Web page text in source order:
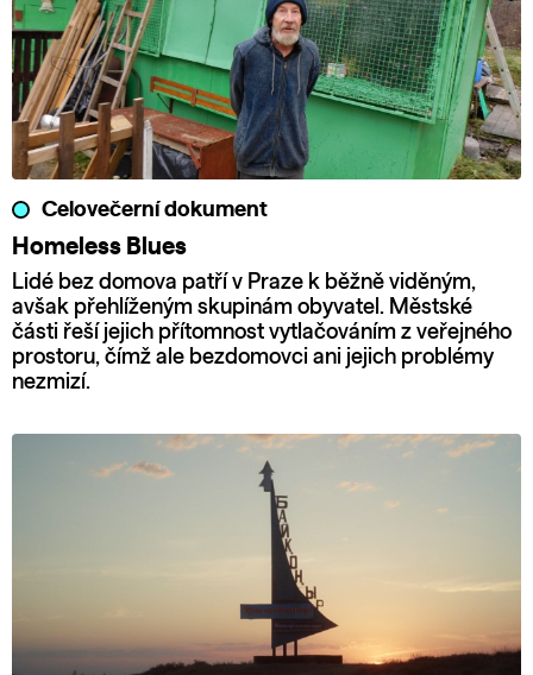
Celovečerní dokument
Homeless Blues
Lidé bez domova patří v Praze k běžně viděným,
avšak přehlíženým skupinám obyvatel. Městské
části řeší jejich přítomnost vytlačováním z veřejného
prostoru, čímž ale bezdomovci ani jejich problémy
nezmizí.